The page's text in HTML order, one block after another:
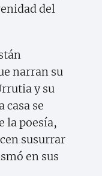
del
narran su
y su
casa se
la poesía,
susurrar
en sus